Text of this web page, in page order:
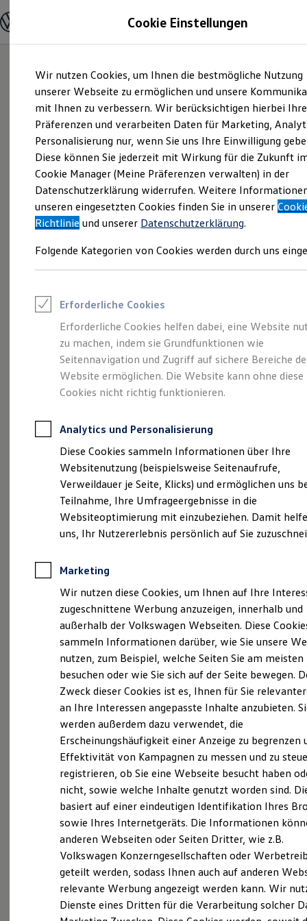
Hauptinhalt
springen
Footer
springen
Modelle und Konfigurator
Modelle vergleichen
Elektroautos
ENERGY Sondermodelle
Nutzfahrzeuge
SUV und CUV
Familienautos
Kombis
Kompaktwagen
Sportwagen
Schnell verfügbare Fahrzeuge
Angebote und Produkte
Aktuelle Angebote
E-Auto-Förderung
Volkswagen Marktplatz
Junge Gebrauchtwagen und Gebrauchtwagen
Saisonangebote
Leasing
Leasing-Angebote
Gebrauchtwagen Leasing
Junge Gebrauchtwagen-Leasing
Elektroauto Leasing
Kleinwagen-Leasing
Leasing ohne Anzahlung
Autokredit mit Schlussrate
Versicherungen und Garantien
Kfz-Versicherung
Restschuldversicherungen
Garantien
Wartungsverträge
Geschäftskunden
Professional Class bei Volkswagen
Großkunden
Behörden
Anpfiff zum Gewinn
Elektroautos
ID. Tutorials
Elektrofahrzeugkonzepte
Reichweite
Reichweite der ID. Modelle
Reichweite im Winter
Laden
Laden unterwegs
Laden Zuhause
Ladezeitensimulator
Batterie
Sicherheit
Garantie und Lebensdauer
Nachhaltigkeit
Technologie
Kosten und Kauf
Verbrauchskosten
Kaufoptionen
E-Auto-Förderung
Software und Konnektivität
Die ID. Software 6
ID. Software Versionen und Updates
Digitale Extras
Schnittstellen zu Ihrem ID.
Eine Klasse für sich.
Der Golf.
Impressum & Rechtliches
Probefahrt vereinbaren
Fahrzeugangebot anfordern
Serviceanfrage stellen
Details des Golf
Cookie Einstellungen
Wir nutzen Cookies, um Ihnen die bestmögliche Nutzung
unserer Webseite zu ermöglichen und unsere
mit Ihnen zu verbessern. Wir berücksichtigen hierbei Ihre
Präferenzen und verarbeiten Daten für Marketing,
Personalisierung nur, wenn Sie uns Ihre Einwilligung
Diese können Sie jederzeit mit Wirkung für die Zukunft
Cookie Manager (Meine Präferenzen verwalten) in der
Datenschutzerklärung widerrufen. Weitere
unseren eingesetzten Cookies finden Sie in unserer
Richtlinie und unserer Datenschutzerklärung.
Folgende Kategorien von Cookies werden durch uns
Erforderliche Cookies
Erforderliche Cookies helfen dabei, eine Website
zu machen, indem sie Grundfunktionen wie
Seitennavigation und Zugriff auf sichere Bereiche
Website ermöglichen. Die Website kann ohne diese
Cookies nicht richtig funktionieren.
Analytics und Personalisierung
Diese Cookies sammeln Informationen über Ihre
Websitenutzung (beispielsweise Seitenaufrufe,
Verweildauer je Seite, Klicks) und ermöglichen uns
Teilnahme, Ihre Umfrageergebnisse in die
Websiteoptimierung mit einzubeziehen. Damit
uns, Ihr Nutzererlebnis persönlich auf Sie
Marketing
Wir nutzen diese Cookies, um Ihnen auf Ihre
zugeschnittene Werbung anzuzeigen, innerhalb und
außerhalb der Volkswagen Webseiten. Diese
sammeln Informationen darüber, wie Sie unsere
nutzen, zum Beispiel, welche Seiten Sie am meisten
besuchen oder wie Sie sich auf der Seite bewegen.
Zweck dieser Cookies ist es, Ihnen für Sie
an Ihre Interessen angepasste Inhalte anzubieten.
werden außerdem dazu verwendet, die
Erscheinungshäufigkeit einer Anzeige zu begrenzen
Effektivität von Kampagnen zu messen und zu
registrieren, ob Sie eine Webseite besucht haben
nicht, sowie welche Inhalte genutzt worden sind.
basiert auf einer eindeutigen Identifikation Ihres
sowie Ihres Internetgeräts. Die Informationen
anderen Webseiten oder Seiten Dritter, wie z.B.
Volkswagen Konzerngesellschaften oder
geteilt werden, sodass Ihnen auch auf anderen
relevante Werbung angezeigt werden kann. Wir
Dienste eines Dritten für die Verarbeitung solcher